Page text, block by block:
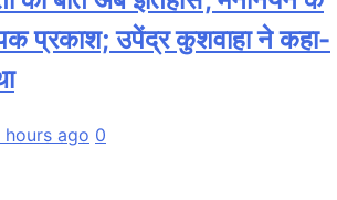
प्रकाश; उपेंद्र कुशवाहा ने कहा-
hours ago 0